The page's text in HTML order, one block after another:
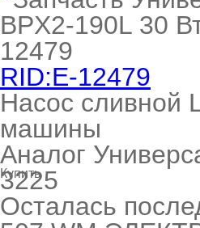
RID:E-12479
Насос сливной
машины
Аналог
Купить
3225
Осталась